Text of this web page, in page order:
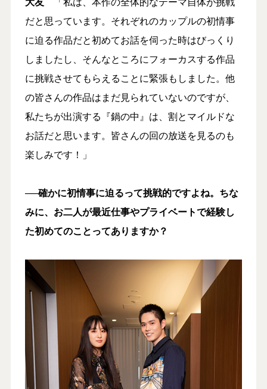
だと思っています。それぞれのカップルの初情事
に迫る作品だと初めてお話を伺った時はびっくり
しましたし、そんなところにフォーカスする作品
に挑戦させてもらえることに緊張もしました。他
の皆さんの作品はまだ見られていないのですが、
私たちが出演する『鍋の中』は、割とマイルドな
お話だと思います。皆さんの回の放送を見るのも
楽しみです！」
──確かに初情事に迫るって挑戦的ですよね。ちな
みに、お二人が最近仕事やプライベートで経験し
た初めてのことってありますか？